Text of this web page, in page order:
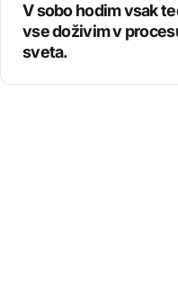
V sobo hodim vsak
vse doživim v
sveta.